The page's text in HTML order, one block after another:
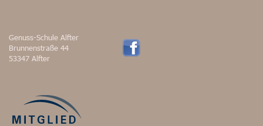
Genuss-Schule Alfter
Brunnenstraße 44
53347 Alfter